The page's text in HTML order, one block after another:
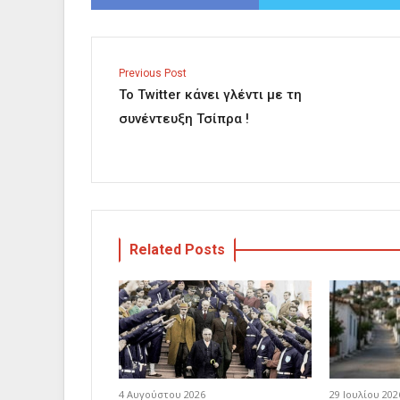
Previous Post
Το Τwitter κάνει γλέντι με τη
συνέντευξη Τσίπρα !
Related Posts
4 Αυγούστου 2026 29 Ιουλίου